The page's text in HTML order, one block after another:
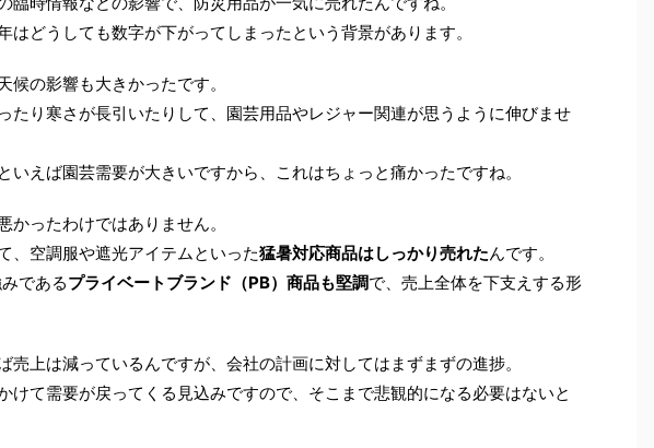
はどうしても数字が下がってしまったという背景があります。
候の影響も大きかったです。
たり寒さが長引いたりして、園芸用品やレジャー関連が思うように伸びませ
いえば園芸需要が大きいですから、これはちょっと痛かったですね。
かったわけではありません。
、空調服や遮光アイテムといった猛暑対応商品はしっかり売れたんです。
であるプライベートブランド（PB）商品も堅調で、売上全体を下支えする形
売上は減っているんですが、会社の計画に対してはまずまずの進捗。
けて需要が戻ってくる見込みですので、そこまで悲観的になる必要はないと